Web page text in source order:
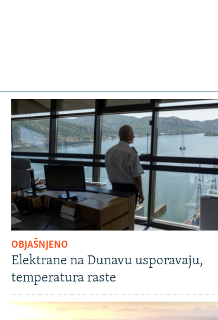
OBJAŠNJENO
Elektrane na Dunavu usporavaju,
temperatura raste